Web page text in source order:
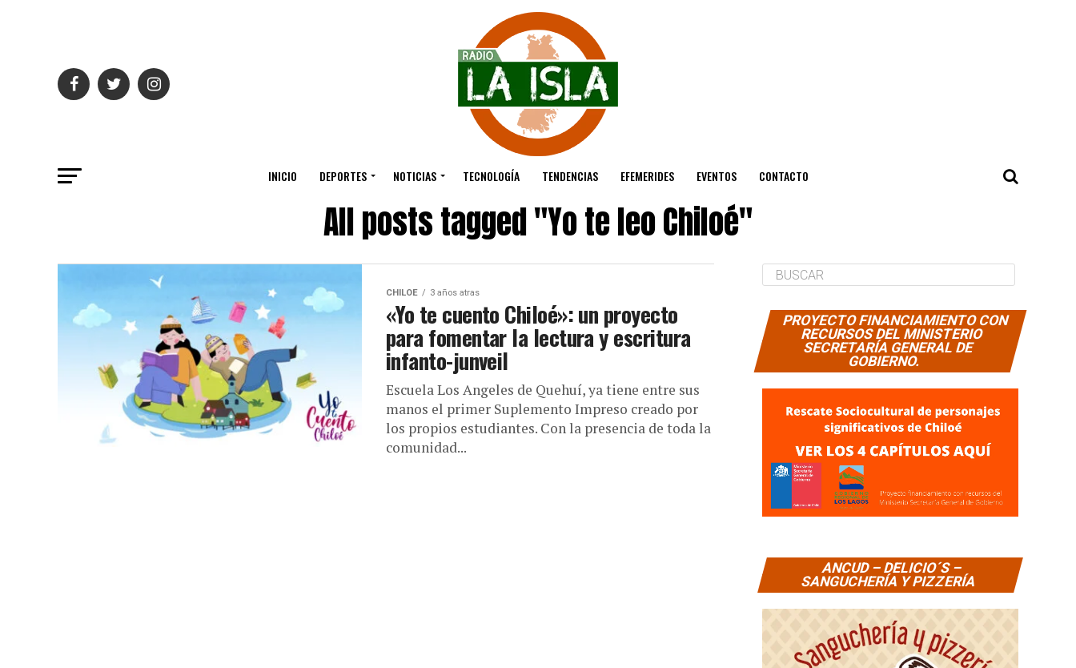
INICIO DEPORTES NOTICIAS TECNOLOGÍA TENDENCIAS EFEMERIDES EVENTOS CONTACTO
All posts tagged "Yo te leo Chiloé"
CHILOE 3 años atras
«Yo te cuento Chiloé»: un proyecto
para fomentar la lectura y escritura
infanto-junveil
Escuela Los Angeles de Quehuí, ya tiene entre sus
manos el primer Suplemento Impreso creado por
los propios estudiantes. Con la presencia de toda la
comunidad...
PROYECTO FINANCIAMIENTO CON
RECURSOS DEL MINISTERIO
SECRETARÍA GENERAL DE
GOBIERNO.
ANCUD – DELICIO´S –
SANGUCHERÍA Y PIZZERÍA